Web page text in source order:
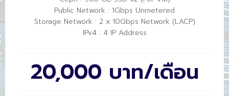
Public Network : 1Gbps Unmetered
Storage Network : 2 x 10Gbps Network (LACP)
IPv4 : 4 IP Address
20,000 บาท/เดือน